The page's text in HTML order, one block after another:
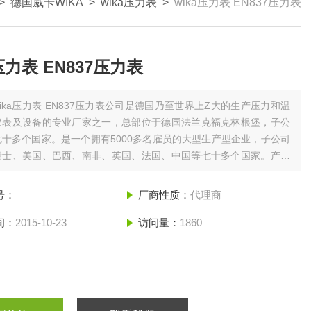
德国威卡WIKA > wika压力表 > wika压力表 EN837压力表
力表 EN837压力表
压力表 EN837压力表公司是德国乃至世界上Z大的生产压力和温
表及设备的专业厂家之一，总部位于德国法兰克福克林根堡，子公
多个国家。是一个拥有5000多名雇员的大型生产型企业，子公司
、美国、巴西、南非、英国、法国、中国等七十多个国家。产品
厂商性质： 代理商
2015-10-23 访问量： 1860